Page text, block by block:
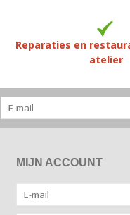
Reparaties en
atelier
MIJN ACCOUNT